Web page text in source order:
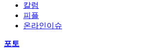
칼럼
피플
온라인이슈
포토